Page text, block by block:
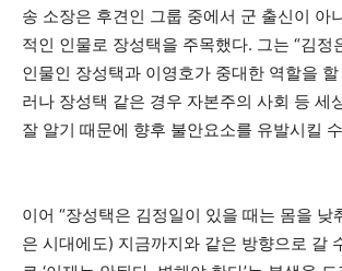
송 소장은 후견인 그룹 중에서 군 출신이 아
적인 인물로 장성택을 주목했다. 그는 “김정
인물인 장성택과 이영호가 중대한 역할을 할
러나 장성택 같은 경우 자본주의 사회 등 세
잘 알기 때문에 향후 불안요소를 유발시킬
이어 “장성택은 김정일이 있을 때는 몸을 낮
은 시대에도) 지금까지와 같은 방향으로 갈